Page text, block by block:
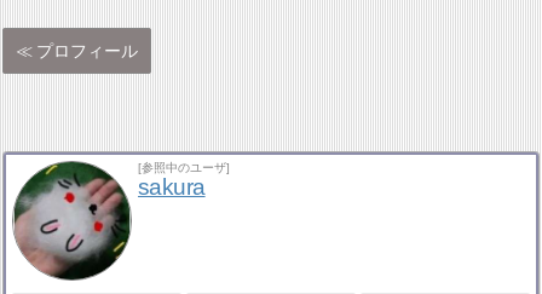
プロフィール
[参照中のユーザ]
sakura